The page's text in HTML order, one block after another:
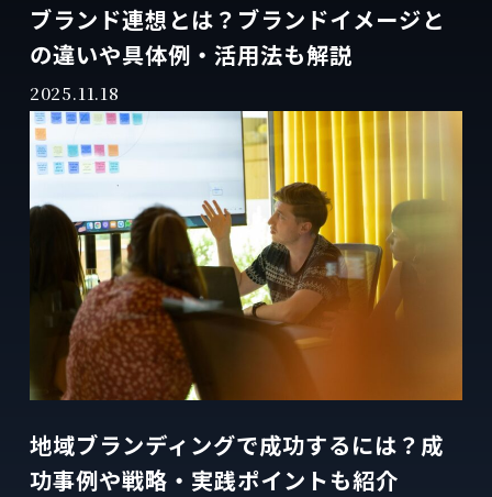
ブランド連想とは？ブランドイメージと
の違いや具体例・活用法も解説
2025.11.18
地域ブランディングで成功するには？成
功事例や戦略・実践ポイントも紹介